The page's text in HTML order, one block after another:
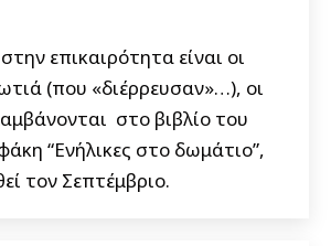
επικαιρότητα είναι οι
(που «διέρρευσαν»…), οι
στο βιβλίο του
“Ενήλικες στο δωμάτιο”,
τον Σεπτέμβριο.